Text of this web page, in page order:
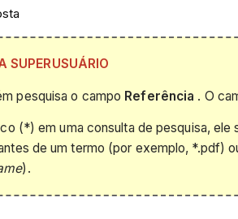
SUPERUSUÁRIO
pesquisa o campo Referência . O
(*) em uma consulta de pesquisa,
de um termo (por exemplo, *.pdf)
).